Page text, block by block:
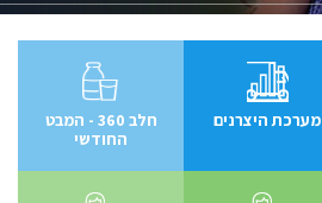
מערכת היצרנים
חלב 360 - המבט
החודשי